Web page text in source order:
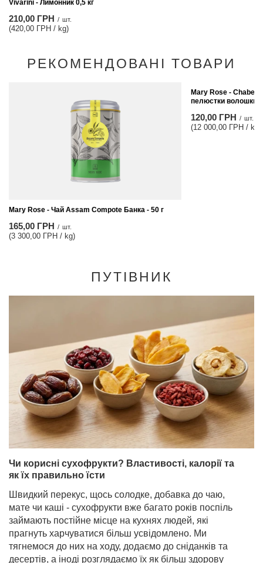
Vivarini - Лимонник 0,5 кг
210,00 ГРН / шт.
(420,00 ГРН / kg)
РЕКОМЕНДОВАНІ ТОВАРИ
Mary Rose - Чай Assam Compote Банка - 50 г
165,00 ГРН / шт.
(3 300,00 ГРН / kg)
Mary Rose - Chaber
пелюстки волошки
120,00 ГРН / шт.
(12 000,00 ГРН / kg)
ПУТІВНИК
Чи корисні сухофрукти? Властивості, калорії та
як їх правильно їсти
Швидкий перекус, щось солодке, добавка до чаю,
мате чи каші - сухофрукти вже багато років поспіль
займають постійне місце на кухнях людей, які
прагнуть харчуватися більш усвідомлено. Ми
тягнемося до них на ходу, додаємо до сніданків та
десертів, а іноді розглядаємо їх як більш здорову